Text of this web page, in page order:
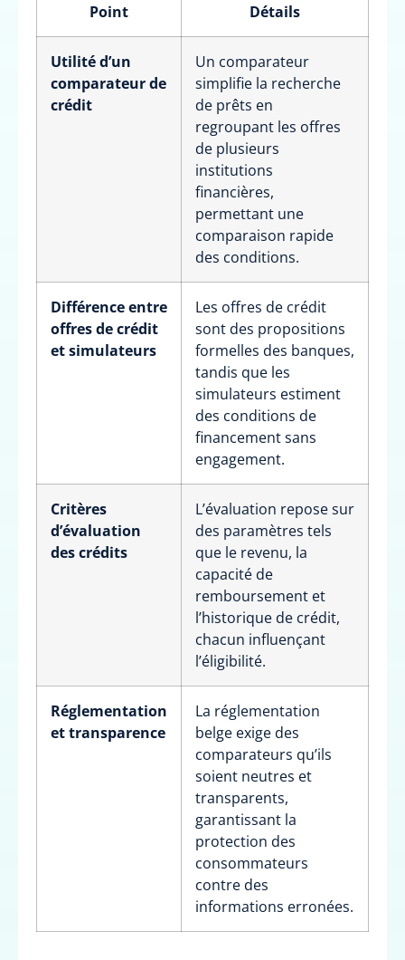
Point Détails
Utilité d’un
comparateur de
crédit
Un comparateur
simplifie la recherche
de prêts en
regroupant les offres
de plusieurs
institutions
financières,
permettant une
comparaison rapide
des conditions.
Différence entre
offres de crédit
et simulateurs
Les offres de crédit
sont des propositions
formelles des banques,
tandis que les
simulateurs estiment
des conditions de
financement sans
engagement.
Critères
d’évaluation
des crédits
L’évaluation repose sur
des paramètres tels
que le revenu, la
capacité de
remboursement et
l’historique de crédit,
chacun influençant
l’éligibilité.
Réglementation
et transparence
La réglementation
belge exige des
comparateurs qu’ils
soient neutres et
transparents,
garantissant la
protection des
consommateurs
contre des
informations erronées.